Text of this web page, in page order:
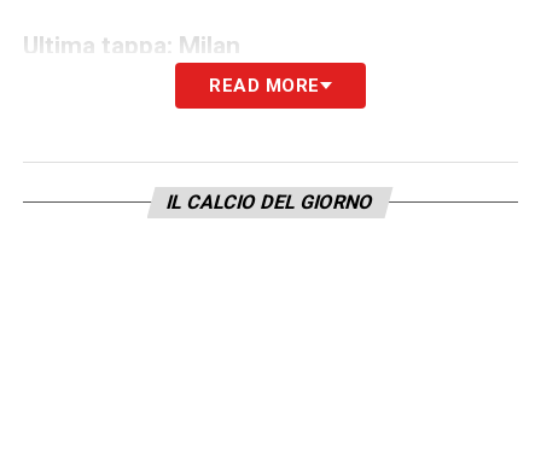
Ultima tappa: Milan
Nel corso della stagione 2024-25 Emerson
partecipando a 26 partite di Serie A, 22 delle
quali da titolare. Nonostante i cambiamenti
READ MORE
IL CALCIO DEL GIORNO